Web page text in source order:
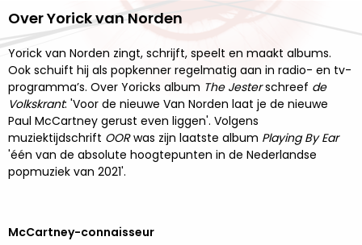
Over Yorick van Norden
Yorick van Norden zingt, schrijft, speelt en maakt albums.
Ook schuift hij als popkenner regelmatig aan in radio- en tv-
programma’s. Over Yoricks album The Jesterschreef de
Volkskrant: 'Voor de nieuwe Van Norden laat je de nieuwe
Paul McCartney gerust even liggen'. Volgens
muziektijdschrift OORwas zijn laatste album Playing By Ear
'één van de absolute hoogtepunten in de Nederlandse
popmuziek van 2021'.
McCartney-connaisseur